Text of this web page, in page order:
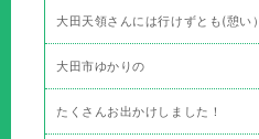
大田天領さんには行けずとも(憩い）
大田市ゆかりの
たくさんお出かけしました！